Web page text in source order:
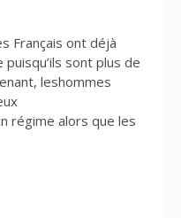
Français ont déjà
sont plus de
leshommes
régime alors que les